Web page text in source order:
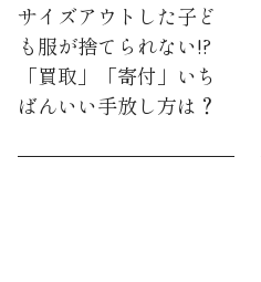
サイズアウトした子ど
も服が捨てられない!?
「買取」「寄付」いち
ばんいい手放し方は？